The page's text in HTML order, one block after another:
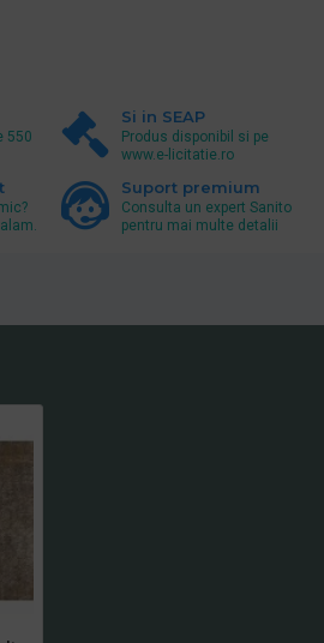
550
Si in SEAP
Produs disponibil si pe
www.e-licitatie.ro
Suport premium
Consulta un expert Sanito
pentru mai multe detalii